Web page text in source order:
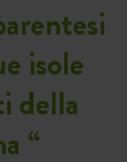
isole
della
“